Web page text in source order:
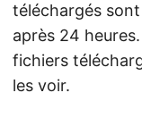
téléchargés
après 24
fichiers
les voir.